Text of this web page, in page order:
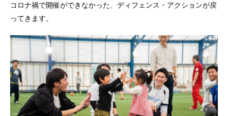
コロナ禍で開催ができなかった、ディフェンス・アクションが戻
ってきます。